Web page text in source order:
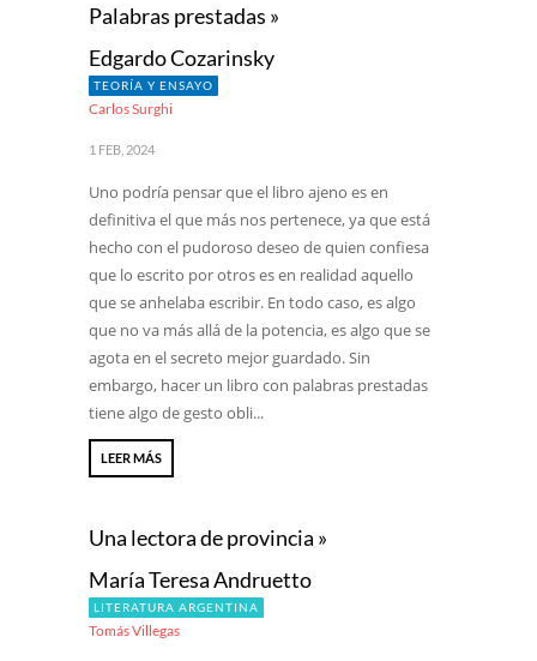
Palabras prestadas »
Edgardo Cozarinsky
TEORÍA Y ENSAYO
Carlos Surghi
1 FEB, 2024
Uno podría pensar que el libro ajeno es en
definitiva el que más nos pertenece, ya que está
hecho con el pudoroso deseo de quien confiesa
que lo escrito por otros es en realidad aquello
que se anhelaba escribir. En todo caso, es algo
que no va más allá de la potencia, es algo que se
agota en el secreto mejor guardado. Sin
embargo, hacer un libro con palabras prestadas
tiene algo de gesto obli...
LEER MÁS
Una lectora de provincia »
María Teresa Andruetto
LITERATURA ARGENTINA
Tomás Villegas